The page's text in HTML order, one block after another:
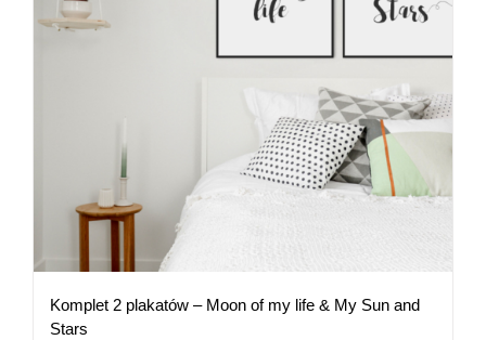
Komplet 2 plakatów – Moon of my life & My Sun and
Stars